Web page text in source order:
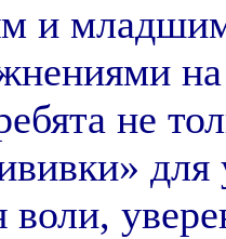
и
не